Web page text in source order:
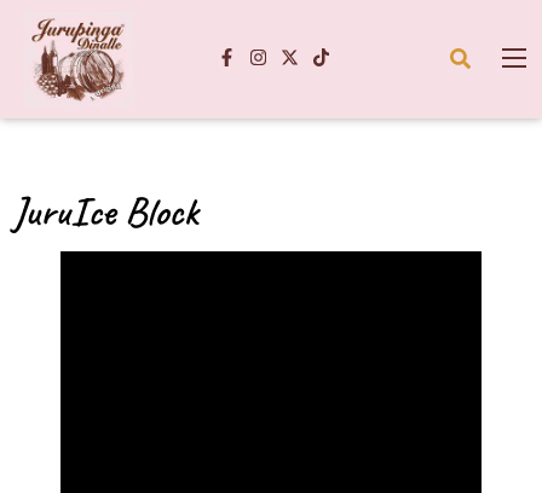
JuruIce Block